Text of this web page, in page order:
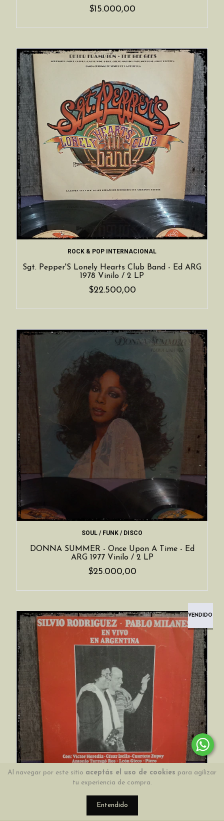
Al navegar por este sitio aceptás el uso de cookies para agilizar
tu experiencia de compra.
Entendido
$15.000,00
ROCK & POP INTERNACIONAL
Sgt. Pepper'S Lonely Hearts Club Band - Ed ARG
1978 Vinilo / 2 LP
$22.500,00
SOUL / FUNK / DISCO
DONNA SUMMER - Once Upon A Time - Ed
ARG 1977 Vinilo / 2 LP
$25.000,00
VENDIDO